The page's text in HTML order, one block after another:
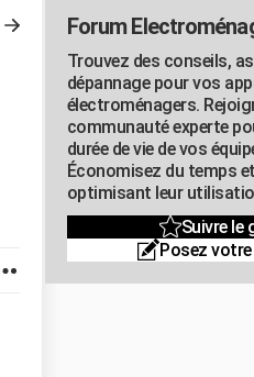
Forum
Trouvez des conseils,
dépannage pour vos
électroménagers.
communauté experte
durée de vie de vos
Économisez du temps
optimisant leur
Suivre le
Posez